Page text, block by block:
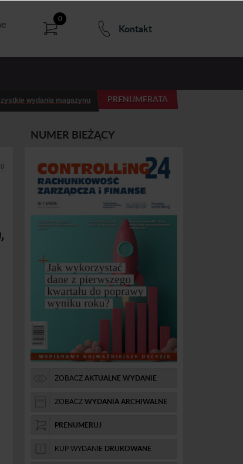
0
Kontakt
PRENUMERATA
wydania magazynu
NUMER BIEŻĄCY
ZOBACZAKTUALNE WYDANIE
ZOBACZWYDANIA ARCHIWALNE
PRENUMERUJ
KUP WYDANIE DRUKOWANE